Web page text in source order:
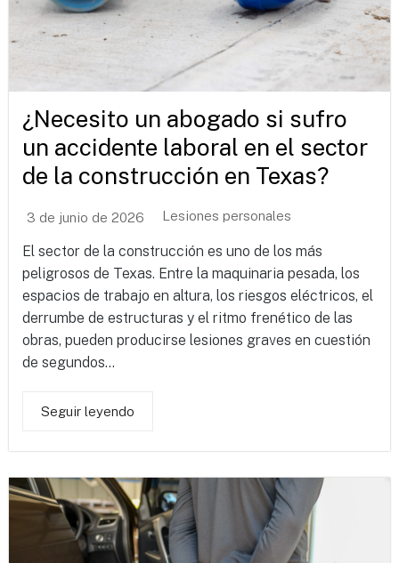
¿Necesito un abogado si sufro
un accidente laboral en el sector
de la construcción en Texas?
3 de junio de 2026 Lesiones personales
El sector de la construcción es uno de los más
peligrosos de Texas. Entre la maquinaria pesada, los
espacios de trabajo en altura, los riesgos eléctricos, el
derrumbe de estructuras y el ritmo frenético de las
obras, pueden producirse lesiones graves en cuestión
de segundos...
Seguir leyendo